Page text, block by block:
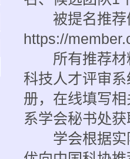
被提名推荐
https://
所有推荐材料
科技人才评审
册，在线填写
系学会秘书处
学会根据实际